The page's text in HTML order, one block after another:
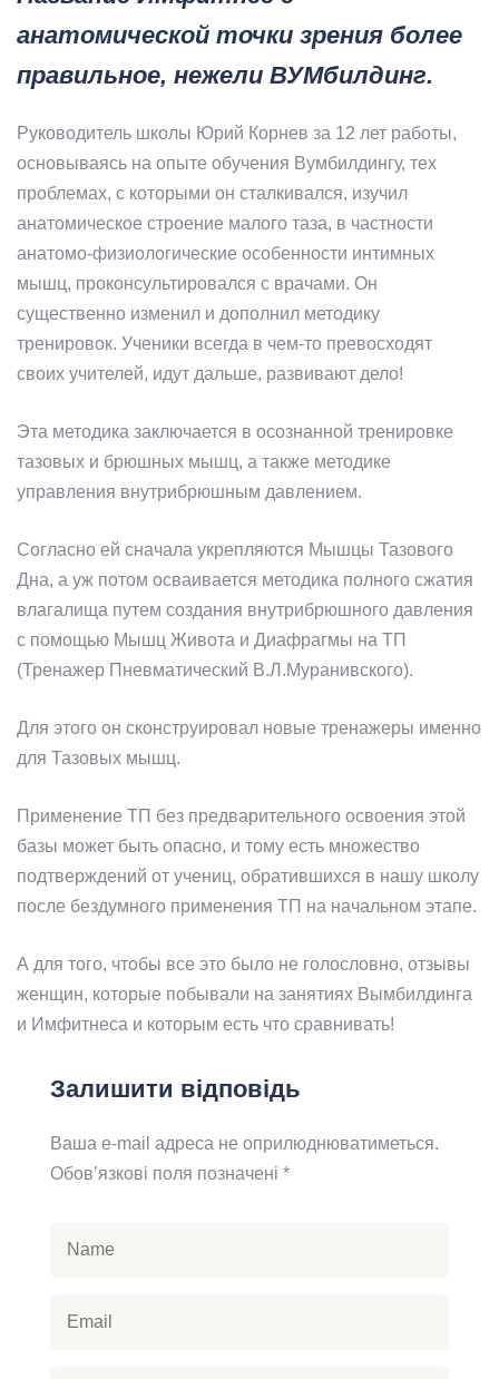
анатомической точки зрения более
правильное, нежели ВУМбилдинг.
Руководитель школы Юрий Корнев за 12 лет работы,
основываясь на опыте обучения Вумбилдингу, тех
проблемах, с которыми он сталкивался, изучил
анатомическое строение малого таза, в частности
анатомо-физиологические особенности интимных
мышц, проконсультировался с врачами. Он
существенно изменил и дополнил методику
тренировок. Ученики всегда в чем-то превосходят
своих учителей, идут дальше, развивают дело!
Эта методика заключается в осознанной тренировке
тазовых и брюшных мышц, а также методике
управления внутрибрюшным давлением.
Согласно ей сначала укрепляются Мышцы Тазового
Дна, а уж потом осваивается методика полного сжатия
влагалища путем создания внутрибрюшного давления
с помощью Мышц Живота и Диафрагмы на ТП
(Тренажер Пневматический В.Л.Муранивского).
Для этого он сконструировал новые тренажеры именно
для Тазовых мышц.
Применение ТП без предварительного освоения этой
базы может быть опасно, и тому есть множество
подтверждений от учениц, обратившихся в нашу школу
после бездумного применения ТП на начальном этапе.
А для того, чтобы все это было не голословно, отзывы
женщин, которые побывали на занятиях Вымбилдинга
и Имфитнеса и которым есть что сравнивать!
Залишити відповідь
Ваша e-mail адреса не оприлюднюватиметься.
Обов’язкові поля позначені *